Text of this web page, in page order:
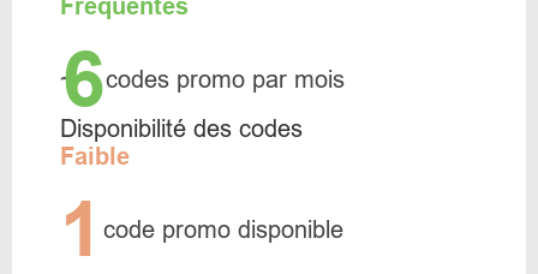
Fréquentes
~6codes promo par mois
Disponibilité des codes
Faible
1 code promo disponible